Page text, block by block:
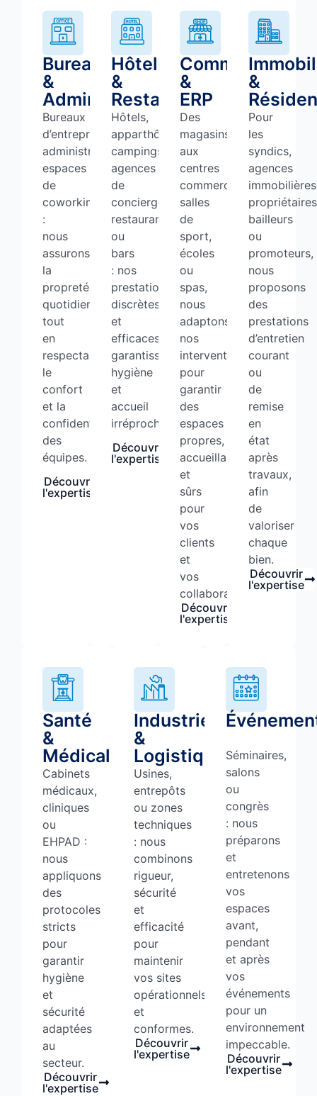
Bureaux
&
Administrations
Bureaux
d’entreprises,
administrations,
espaces
de
coworking
:
nous
assurons
la
propreté
quotidienne
tout
en
respectant
le
confort
et la
confidentialité
des
équipes.
Découvrir
l'expertise
Hôtellerie
&
Restauration
Hôtels,
apparthôtels,
campings,
agences
de
conciergerie,
restaurants
ou
bars
: nos
prestations
discrètes
et
efficaces
garantissent
hygiène
et
accueil
irréprochables.
Découvrir
l'expertise
Commerces
&
ERP
Des
magasins
aux
centres
commerciaux,
salles
de
sport,
écoles
ou
spas,
nous
adaptons
nos
interventions
pour
garantir
des
espaces
propres,
accueillants
et
sûrs
pour
vos
clients
et
vos
collaborateurs.
Découvrir
l'expertise
&
Pour
les
syndics,
agences
propriétaires
bailleurs
ou
promoteurs,
nous
proposons
des
prestations
d’entretien
courant
ou
de
remise
en
état
après
travaux,
afin
de
valoriser
chaque
bien.
Découvrir
l'expertise
Santé
&
Médical
Cabinets
médicaux,
cliniques
ou
EHPAD :
nous
appliquons
des
protocoles
stricts
pour
garantir
hygiène
et
sécurité
adaptées
au
secteur.
Découvrir
l'expertise
Industriel
&
Logistique
Usines,
entrepôts
ou zones
techniques
: nous
combinons
rigueur,
sécurité
et
efficacité
pour
maintenir
vos sites
opérationnels
et
conformes.
Découvrir
l'expertise
Séminaires,
salons
ou
congrès
: nous
préparons
et
entretenons
vos
espaces
avant,
pendant
et après
vos
événements
pour un
environnement
impeccable.
Découvrir
l'expertise